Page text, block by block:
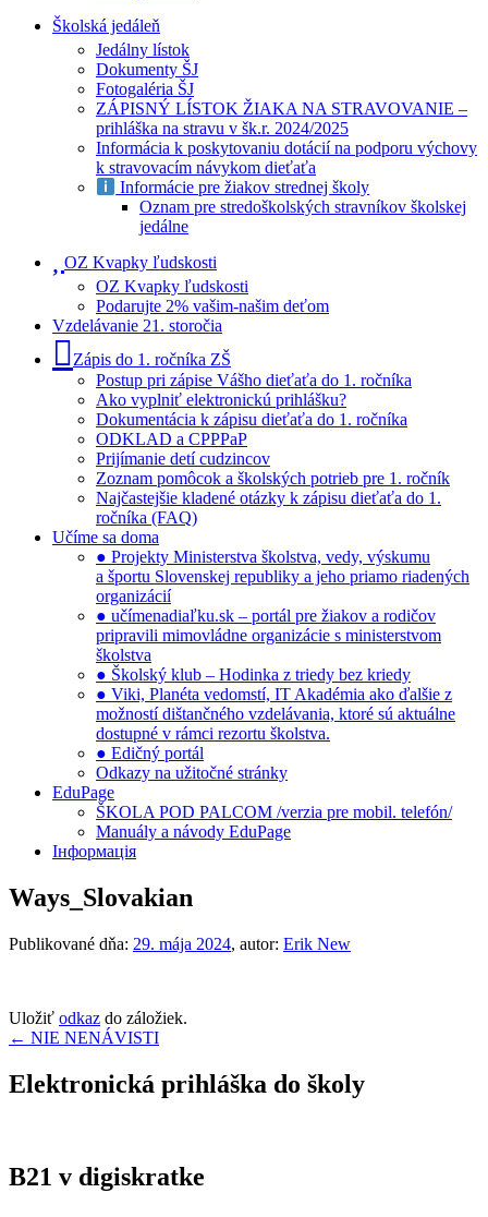
Školská jedáleň
Jedálny lístok
Dokumenty ŠJ
Fotogaléria ŠJ
ZÁPISNÝ LÍSTOK ŽIAKA NA STRAVOVANIE –
prihláška na stravu v šk.r. 2024/2025
Informácia k poskytovaniu dotácií na podporu výchovy
k stravovacím návykom dieťaťa
Informácie pre žiakov strednej školy
Oznam pre stredoškolských stravníkov školskej
jedálne
OZ Kvapky ľudskosti
OZ Kvapky ľudskosti
Podarujte 2% vašim-našim deťom
Vzdelávanie 21. storočia
Zápis do 1. ročníka ZŠ
Postup pri zápise Vášho dieťaťa do 1. ročníka
Ako vyplniť elektronickú prihlášku?
Dokumentácia k zápisu dieťaťa do 1. ročníka
ODKLAD a CPPPaP
Prijímanie detí cudzincov
Zoznam pomôcok a školských potrieb pre 1. ročník
Najčastejšie kladené otázky k zápisu dieťaťa do 1.
ročníka (FAQ)
Učíme sa doma
● Projekty Ministerstva školstva, vedy, výskumu
a športu Slovenskej republiky a jeho priamo riadených
organizácií
● učímenadiaľku.sk – portál pre žiakov a rodičov
pripravili mimovládne organizácie s ministerstvom
školstva
● Školský klub – Hodinka z triedy bez kriedy
● Viki, Planéta vedomstí, IT Akadémia ako ďalšie z
možností dištančného vzdelávania, ktoré sú aktuálne
dostupné v rámci rezortu školstva.
● Edičný portál
Odkazy na užitočné stránky
EduPage
ŠKOLA POD PALCOM /verzia pre mobil. telefón/
Manuály a návody EduPage
Інформація
Ways_Slovakian
Publikované dňa: 29. mája 2024, autor: Erik New
Uložiť odkaz do záložiek.
Navigácia
v
článku
← NIE NENÁVISTI
Elektronická prihláška do školy
B21 v digiskratke